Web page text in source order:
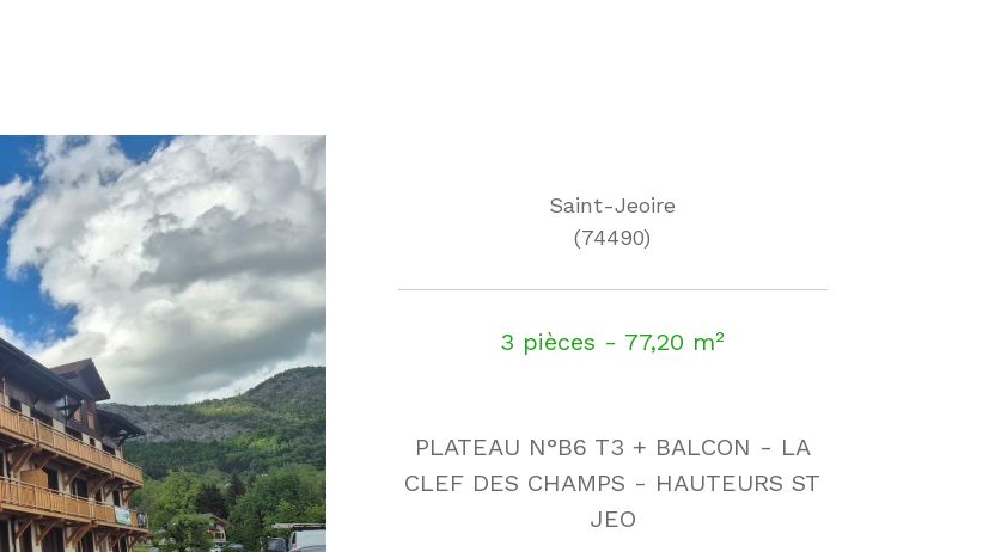
Saint-Jeoire
(74490)
3 pièces - 77,20 m²
PLATEAU N°B6 T3 + BALCON - LA
CLEF DES CHAMPS - HAUTEURS ST
JEO